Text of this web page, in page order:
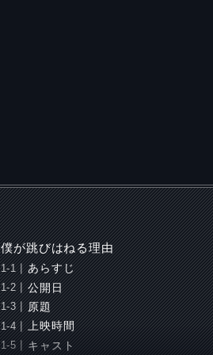
僕が跳びはねる理由
あらすじ
公開日
原題
上映時間
キャスト